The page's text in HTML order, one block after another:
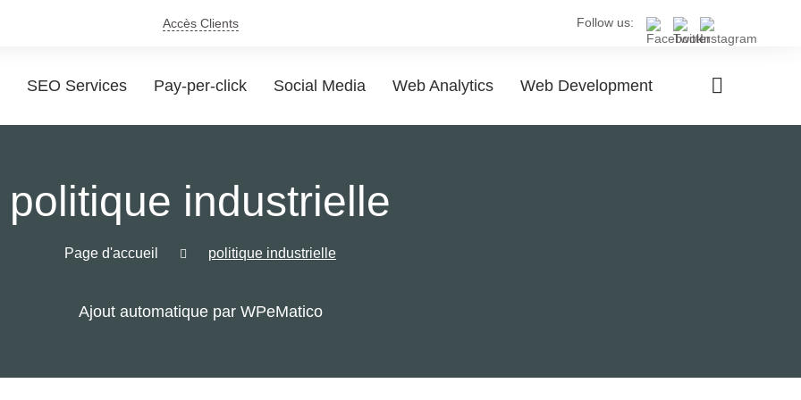
Accès Clients Follow us:
SEO Services Pay-per-click Social Media Web Analytics Web Development
politique industrielle
Page d'accueil politique industrielle
Ajout automatique par WPeMatico